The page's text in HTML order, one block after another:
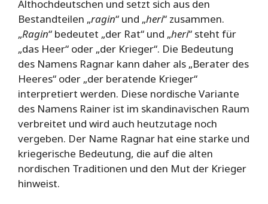
Althochdeutschen und setzt sich aus den
Bestandteilen „ragin“ und „heri“ zusammen.
„Ragin“ bedeutet „der Rat“ und „heri“ steht für
„das Heer“ oder „der Krieger“. Die Bedeutung
des Namens Ragnar kann daher als „Berater des
Heeres“ oder „der beratende Krieger“
interpretiert werden. Diese nordische Variante
des Namens Rainer ist im skandinavischen Raum
verbreitet und wird auch heutzutage noch
vergeben. Der Name Ragnar hat eine starke und
kriegerische Bedeutung, die auf die alten
nordischen Traditionen und den Mut der Krieger
hinweist.